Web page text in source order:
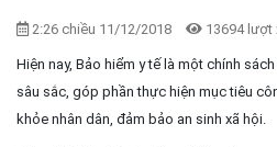
2:26 chiều 11/12/2018 13694 lượt
Hiện nay, Bảo hiểm y tế là một chính
sâu sắc, góp phần thực hiện mục tiêu
khỏe nhân dân, đảm bảo an sinh xã hội.